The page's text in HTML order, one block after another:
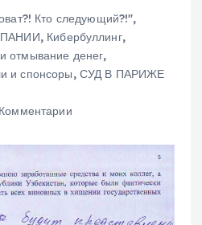
Кто следующий?!",
, Кибербуллинг,
отмывание денег,
и спонсоры, СУД В ПАРИЖЕ